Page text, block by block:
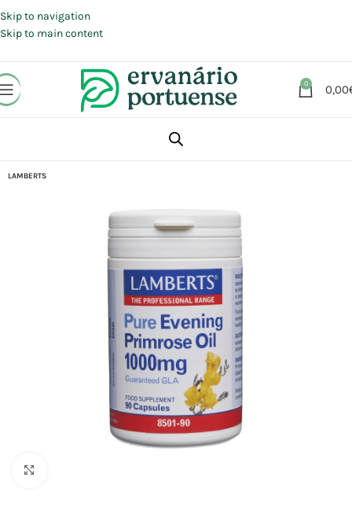
Skip to navigation
Skip to main content
0 0,00
Suplementos alimentares
LAMBERTS